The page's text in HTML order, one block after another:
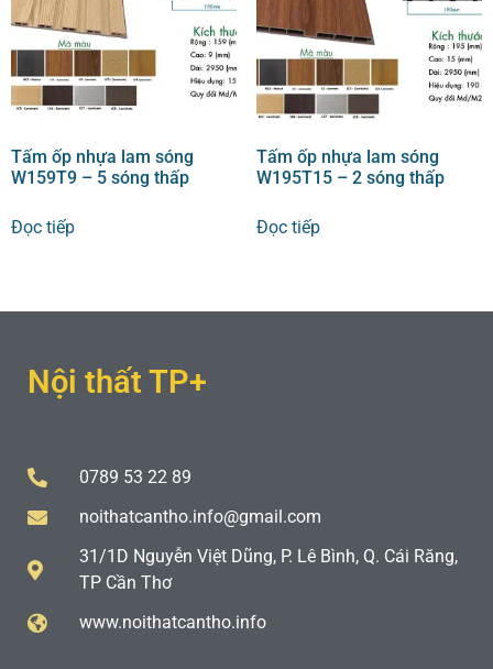
Tấm ốp nhựa lam sóng
W159T9 – 5 sóng thấp
Đọc tiếp
Tấm ốp nhựa lam sóng
W195T15 – 2 sóng thấp
Đọc tiếp
Nội thất TP+
0789 53 22 89
noithatcantho.info@gmail.com
31/1D Nguyễn Việt Dũng, P. Lê Bình, Q. Cái Răng,
TP Cần Thơ
www.noithatcantho.info